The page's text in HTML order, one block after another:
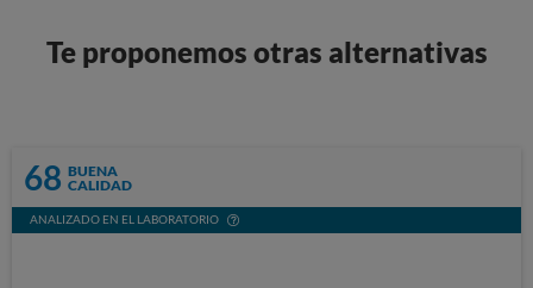
Te proponemos otras alternativas
68 BUENA
CALIDAD
ANALIZADO EN EL LABORATORIO